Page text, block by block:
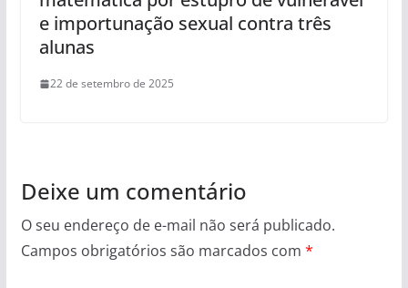
e importunação sexual contra três
alunas
22 de setembro de 2025
Deixe um comentário
O seu endereço de e-mail não será publicado.
Campos obrigatórios são marcados com *